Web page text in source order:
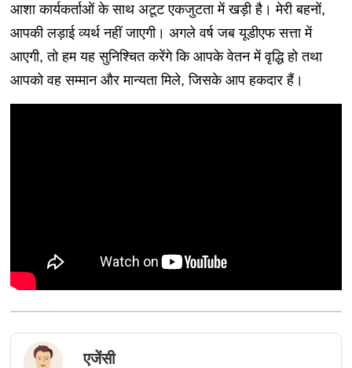
आशा कार्यकर्ताओं के साथ अटूट एकजुटता में खड़ी है। मेरी बहनों,
आपकी लड़ाई व्यर्थ नहीं जाएगी। अगले वर्ष जब यूडीएफ सत्ता में
आएगी, तो हम यह सुनिश्चित करेंगे कि आपके वेतन में वृद्धि हो तथा
आपको वह सम्मान और मान्यता मिले, जिसके आप हकदार हैं।
एजेंसी